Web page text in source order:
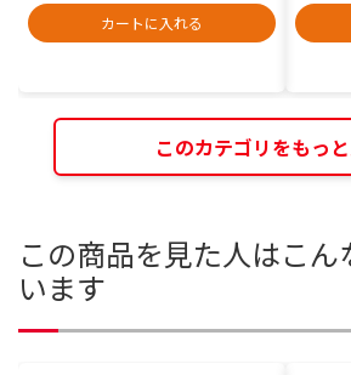
カートに入れる
このカテゴリをもっ
この商品を見た人はこん
います